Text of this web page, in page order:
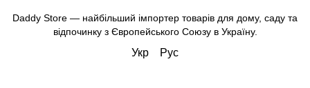
Daddy Store — найбільший імпортер товарів для дому, саду та
відпочинку з Європейського Союзу в Україну.
Укр Рус